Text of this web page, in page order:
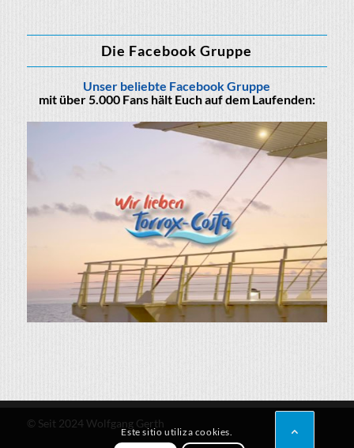
Die Facebook Gruppe
Unser beliebte Facebook Gruppe
mit über 5.000 Fans hält Euch auf dem Laufenden:
© Seit 2024 Wolfgang Gerth
Este sitio utiliza cookies.